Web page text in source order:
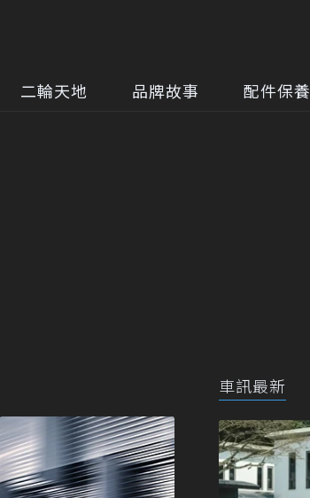
二輪天地 品牌故事 配件保養
車訊最新